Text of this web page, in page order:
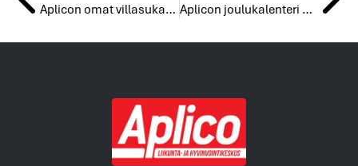
Aplicon omat villasukat – tilaa ohje itsellesi tästä!
Aplicon joulukalenteri on avattu!